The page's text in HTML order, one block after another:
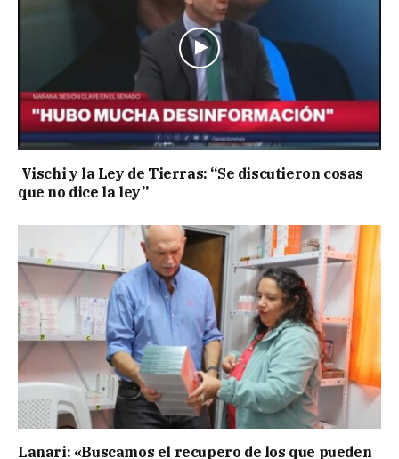
Vischi y la Ley de Tierras: “Se discutieron cosas
que no dice la ley”
Lanari: «Buscamos el recupero de los que pueden